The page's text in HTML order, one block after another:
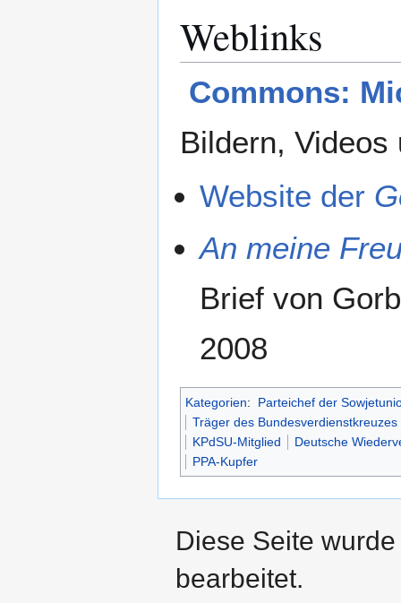
Weblinks
Commons:
Bildern, Videos
Website der
An meine
Brief von
2008
Kategorien:
Parteichef der
Träger des
KPdSU-Mitglied
Deutsche
PPA-Kupfer
Diese Seite
bearbeitet.